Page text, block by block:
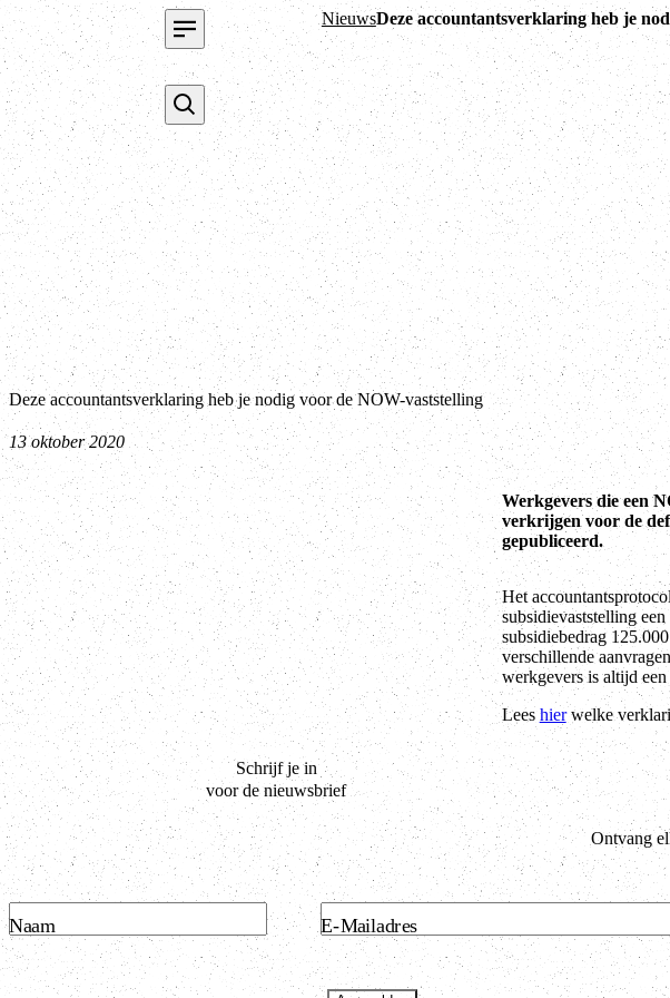
NieuwsDeze accountantsverklaring heb je
Deze accountantsverklaring heb je nodig voor de NOW-vaststelling
13 oktober 2020
Werkgevers die een
verkrijgen voor de
gepubliceerd.
Het
subsidievaststelling
subsidiebedrag
verschillende
werkgevers is altijd
Lees hierwelke
Schrijf je in
voor de nieuwsbrief
Ontvang
Naam E-Mailadres